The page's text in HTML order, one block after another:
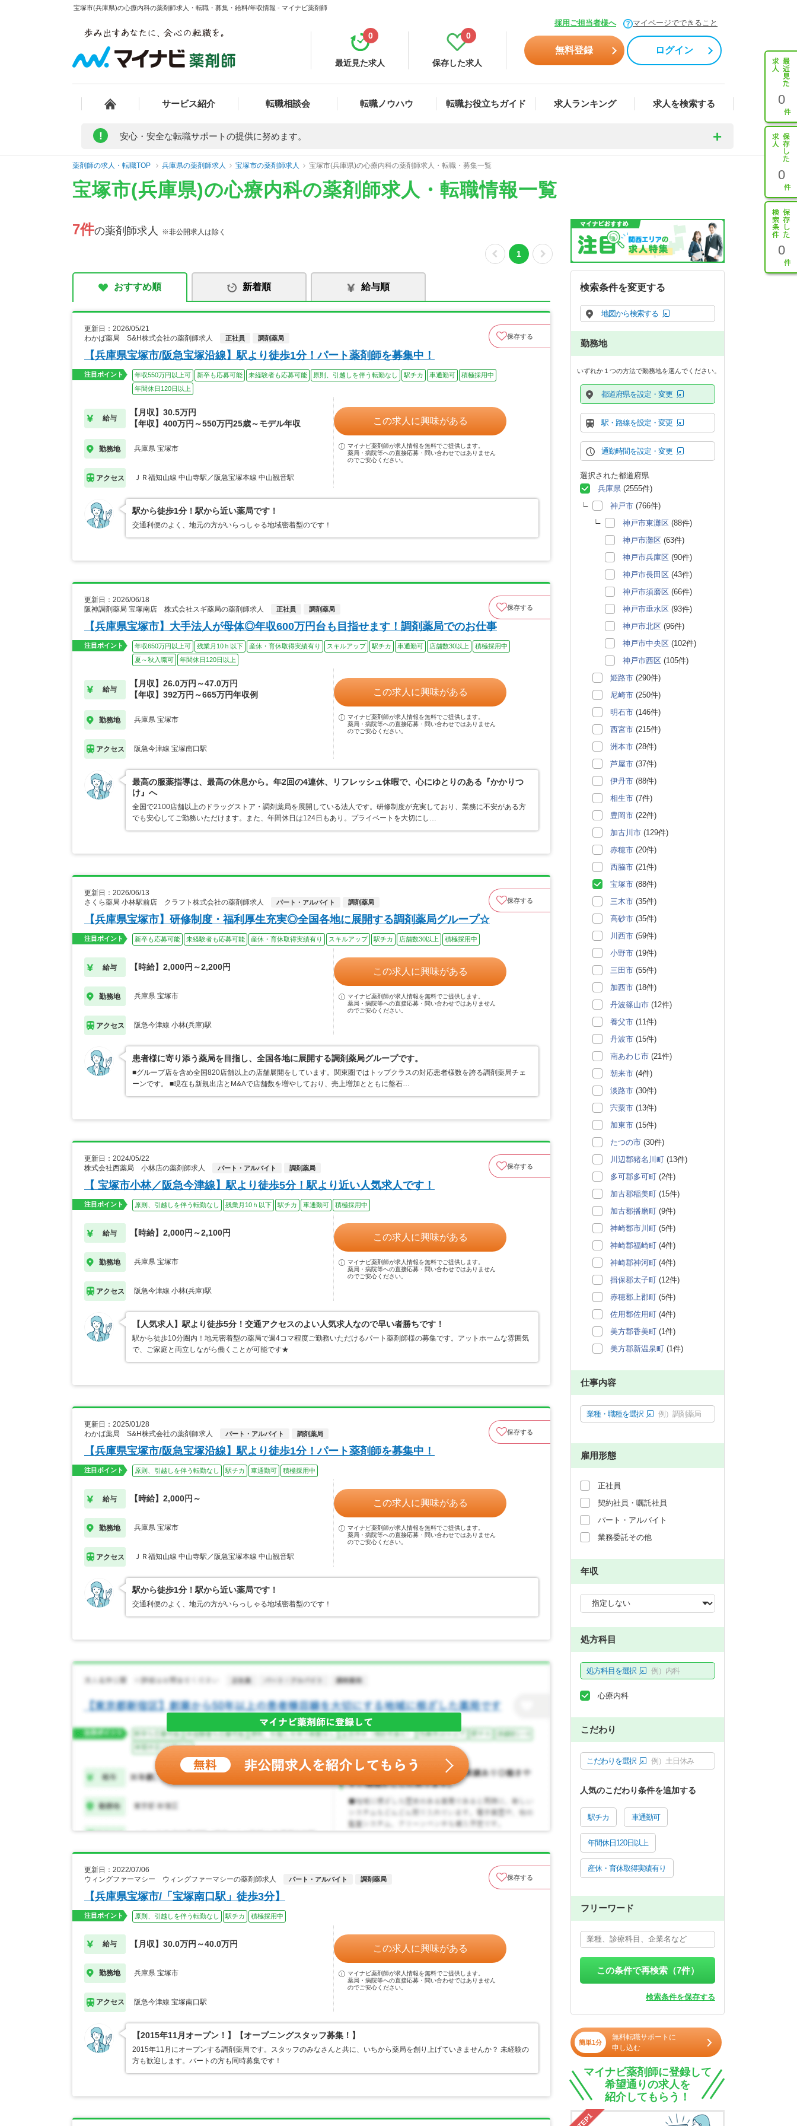
宝塚市(兵庫県)の心療内科の薬剤師求人・転職・募集・給料/年収情報 - マイナビ薬剤師
採用ご担当者様へ マイページでできること
最近見た求人
0
保存した求人
0
無料登録 ログイン
サービス紹介 転職相談会 転職ノウハウ 転職お役立ちガイド 求人ランキング 求人を検索する 0
0
0
! 安心・安全な転職サポートの提供に努めます。
薬剤師の求人・転職TOP 兵庫県の薬剤師求人 宝塚市の薬剤師求人 宝塚市(兵庫県)の心療内科の薬剤師求人・転職・募集一覧
宝塚市(兵庫県)の心療内科の薬剤師求人・転職情報一覧
7件の薬剤師求人 ※非公開求人は除く
1
おすすめ順 新着順 給与順
更新日：2026/05/21
わかば薬局 S&H株式会社の薬剤師求人
正社員 調剤薬局 保存する
【兵庫県宝塚市/阪急宝塚沿線】駅より徒歩1分！パート薬剤師を募集中！
注目ポイント 年収550万円以上可 新卒も応募可能 未経験者も応募可能 原則、引越しを伴う転勤なし 駅チカ 車通勤可
積極採用中
年間休日120日以上
給与
【月収】30.5万円
【年収】400万円～550万円25歳～モデル年収
勤務地 兵庫県 宝塚市
アクセス ＪＲ福知山線 中山寺駅／阪急宝塚本線 中山観音駅
この求人に興味がある
マイナビ薬剤師が求人情報を無料でご提供します。
薬局・病院等への直接応募・問い合わせではありません
のでご安心ください。
駅から徒歩1分！駅から近い薬局です！
交通利便のよく、地元の方がいらっしゃる地域密着型のです！
更新日：2026/06/18
阪神調剤薬局 宝塚南店 株式会社スギ薬局の薬剤師求人
正社員 調剤薬局 保存する
【兵庫県宝塚市】大手法人が母体◎年収600万円台も目指せます！調剤薬局でのお仕事
注目ポイント 年収650万円以上可 残業月10ｈ以下 産休・育休取得実績有り スキルアップ 駅チカ 車通勤可 店舗数30以上
積極採用中
夏～秋入職可
年間休日120日以上
給与
【月収】26.0万円～47.0万円
【年収】392万円～665万円年収例
勤務地 兵庫県 宝塚市
アクセス 阪急今津線 宝塚南口駅
この求人に興味がある
マイナビ薬剤師が求人情報を無料でご提供します。
薬局・病院等への直接応募・問い合わせではありません
のでご安心ください。
最高の服薬指導は、最高の休息から。年2回の4連休、リフレッシュ休暇で、心にゆとりのある『かかりつ
け』へ
全国で2100店舗以上のドラッグストア・調剤薬局を展開している法人です。研修制度が充実しており、業務に不安がある方
でも安心してご勤務いただけます。また、年間休日は124日もあり。プライベートを大切にし…
更新日：2026/06/13
さくら薬局 小林駅前店 クラフト株式会社の薬剤師求人
パート・アルバイト 調剤薬局 保存する
【兵庫県宝塚市】研修制度・福利厚生充実◎全国各地に展開する調剤薬局グループ☆
注目ポイント 新卒も応募可能 未経験者も応募可能 産休・育休取得実績有り スキルアップ 駅チカ 店舗数30以上 積極採用中
給与 【時給】2,000円～2,200円
勤務地 兵庫県 宝塚市
アクセス 阪急今津線 小林(兵庫)駅
この求人に興味がある
マイナビ薬剤師が求人情報を無料でご提供します。
薬局・病院等への直接応募・問い合わせではありません
のでご安心ください。
患者様に寄り添う薬局を目指し、全国各地に展開する調剤薬局グループです。
■グループ店を含め全国820店舗以上の店舗展開をしています。関東圏ではトップクラスの対応患者様数を誇る調剤薬局チェ
ーンです。 ■現在も新規出店とM&Aで店舗数を増やしており、売上増加とともに盤石…
更新日：2024/05/22
株式会社西薬局 小林店の薬剤師求人
パート・アルバイト 調剤薬局 保存する
【 宝塚市小林／阪急今津線】駅より徒歩5分！駅より近い人気求人です！
注目ポイント 原則、引越しを伴う転勤なし 残業月10ｈ以下 駅チカ 車通勤可 積極採用中
給与 【時給】2,000円～2,100円
勤務地 兵庫県 宝塚市
アクセス 阪急今津線 小林(兵庫)駅
この求人に興味がある
マイナビ薬剤師が求人情報を無料でご提供します。
薬局・病院等への直接応募・問い合わせではありません
のでご安心ください。
【人気求人】駅より徒歩5分！交通アクセスのよい人気求人なので早い者勝ちです！
駅から徒歩10分圏内！地元密着型の薬局で週4コマ程度ご勤務いただけるパート薬剤師様の募集です。アットホームな雰囲気
で、ご家庭と両立しながら働くことが可能です★
更新日：2025/01/28
わかば薬局 S&H株式会社の薬剤師求人
パート・アルバイト 調剤薬局 保存する
【兵庫県宝塚市/阪急宝塚沿線】駅より徒歩1分！パート薬剤師を募集中！
注目ポイント 原則、引越しを伴う転勤なし 駅チカ 車通勤可 積極採用中
給与 【時給】2,000円～
勤務地 兵庫県 宝塚市
アクセス ＪＲ福知山線 中山寺駅／阪急宝塚本線 中山観音駅
この求人に興味がある
マイナビ薬剤師が求人情報を無料でご提供します。
薬局・病院等への直接応募・問い合わせではありません
のでご安心ください。
駅から徒歩1分！駅から近い薬局です！
交通利便のよく、地元の方がいらっしゃる地域密着型のです！
更新日：2022/07/06
ウィングファーマシー ウィングファーマシーの薬剤師求人
パート・アルバイト 調剤薬局 保存する
【兵庫県宝塚市/「宝塚南口駅」徒歩3分】
注目ポイント 原則、引越しを伴う転勤なし 駅チカ 積極採用中
給与 【月収】30.0万円～40.0万円
勤務地 兵庫県 宝塚市
アクセス 阪急今津線 宝塚南口駅
この求人に興味がある
マイナビ薬剤師が求人情報を無料でご提供します。
薬局・病院等への直接応募・問い合わせではありません
のでご安心ください。
【2015年11月オープン！】【オープニングスタッフ募集！】
2015年11月にオープンする調剤薬局です。スタッフのみなさんと共に、いちから薬局を創り上げていきませんか？ 未経験の
方も歓迎します。パートの方も同時募集です！
検索条件を変更する
地図から検索する
勤務地
いずれか１つの方法で勤務地を選んでください。
都道府県を設定・変更
駅・路線を設定・変更
通勤時間を設定・変更
選択された都道府県
兵庫県 (2555件)
神戸市 (766件)
神戸市東灘区 (88件)
神戸市灘区 (63件)
神戸市兵庫区 (90件)
神戸市長田区 (43件)
神戸市須磨区 (66件)
神戸市垂水区 (93件)
神戸市北区 (96件)
神戸市中央区 (102件)
神戸市西区 (105件)
姫路市 (290件)
尼崎市 (250件)
明石市 (146件)
西宮市 (215件)
洲本市 (28件)
芦屋市 (37件)
伊丹市 (88件)
相生市 (7件)
豊岡市 (22件)
加古川市 (129件)
赤穂市 (20件)
西脇市 (21件)
宝塚市 (88件)
三木市 (35件)
高砂市 (35件)
川西市 (59件)
小野市 (19件)
三田市 (55件)
加西市 (18件)
丹波篠山市 (12件)
養父市 (11件)
丹波市 (15件)
南あわじ市 (21件)
朝来市 (4件)
淡路市 (30件)
宍粟市 (13件)
加東市 (15件)
たつの市 (30件)
川辺郡猪名川町 (13件)
多可郡多可町 (2件)
加古郡稲美町 (15件)
加古郡播磨町 (9件)
神崎郡市川町 (5件)
神崎郡福崎町 (4件)
神崎郡神河町 (4件)
揖保郡太子町 (12件)
赤穂郡上郡町 (5件)
佐用郡佐用町 (4件)
美方郡香美町 (1件)
美方郡新温泉町 (1件)
仕事内容
業種・職種を選択 例）調剤薬局
雇用形態
正社員
契約社員・嘱託社員
パート・アルバイト
業務委託その他
年収
処方科目
処方科目を選択 例）内科
心療内科
こだわり
こだわりを選択 例）土日休み
人気のこだわり条件を追加する
駅チカ 車通勤可
年間休日120日以上
産休・育休取得実績有り
フリーワード
この条件で再検索（7件）
検索条件を保存する
簡単1分
無料転職サポートに
申し込む
マイナビ薬剤師に登録して
希望通りの求人を
紹介してもらう！